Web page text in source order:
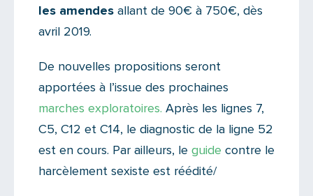
les amendes allant de 90€ à 750€, dès
avril 2019.
De nouvelles propositions seront
apportées à l’issue des prochaines
marches exploratoires. Après les lignes 7,
C5, C12 et C14, le diagnostic de la ligne 52
est en cours. Par ailleurs, le guide contre le
harcèlement sexiste est réédité/